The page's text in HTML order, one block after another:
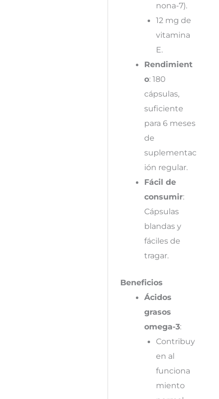
nona-7).
12 mg de
vitamina
E.
Rendimient
o: 180
cápsulas,
suficiente
para 6 meses
de
suplementac
ión regular.
Fácil de
consumir:
Cápsulas
blandas y
fáciles de
tragar.
Beneficios
Ácidos
grasos
omega-3:
Contribuy
en al
funciona
miento